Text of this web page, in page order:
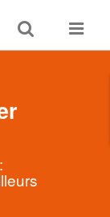
Toggle
search
Toggle